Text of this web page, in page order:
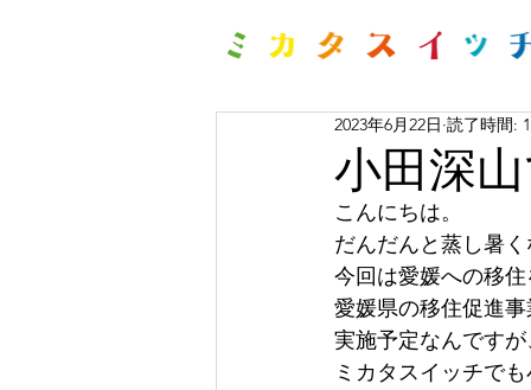
小田深
2023年6月22日 読了時間:
こんにちは。
だんだんと蒸し暑
今回は愛媛への移
愛媛県の移住促進
実施予定なんですが
ミカタスイッチで